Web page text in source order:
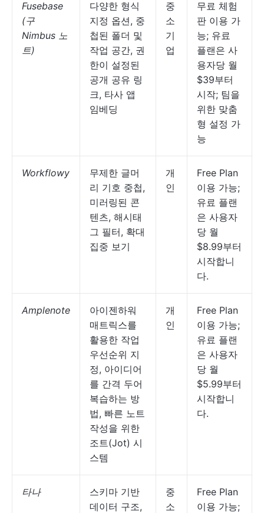
Fusebase
(구
Nimbus 노
트)
다양한 형식
지정 옵션, 중
첩된 폴더 및
작업 공간, 권
한이 설정된
공개 공유 링
크, 타사 앱
임베딩
중
소
기
업
무료 체험
판 이용 가
능; 유료
플랜은 사
용자당 월
$39부터
시작; 팀을
위한 맞춤
형 설정 가
능
Workflowy
무제한 글머
리 기호 중첩,
미러링된 콘
텐츠, 해시태
그 필터, 확대
집중 보기
개
인
Free Plan
이용 가능;
유료 플랜
은 사용자
당 월
$8.99부터
시작합니
다.
Amplenote
아이젠하워
매트릭스를
활용한 작업
우선순위 지
정, 아이디어
를 간격 두어
복습하는 방
법, 빠른 노트
작성을 위한
조트(Jot) 시
스템
개
인
Free Plan
이용 가능;
유료 플랜
은 사용자
당 월
$5.99부터
시작합니
다.
타나
스키마 기반
데이터 구조,
중
소
Free Plan
이용 가능;